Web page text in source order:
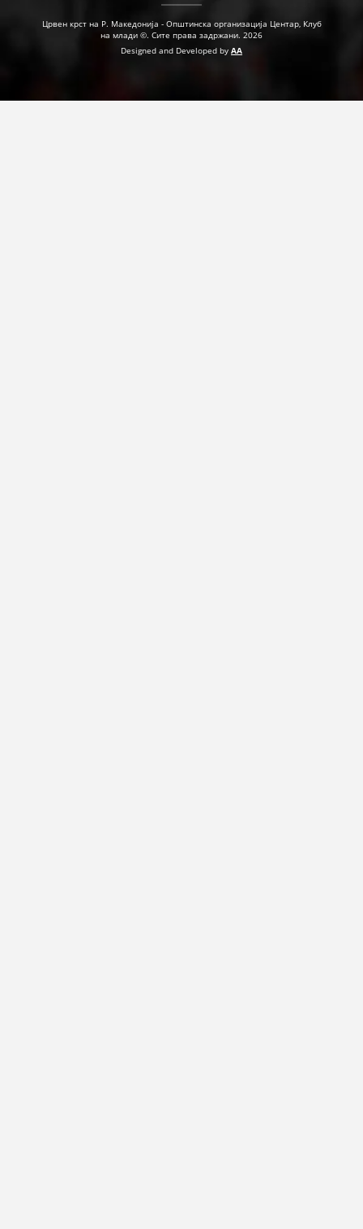
Црвен крст на Р. Македонија - Општинска организација Центар, Клуб
на млади ©. Сите права задржани. 2026
Designed and Developed by AA